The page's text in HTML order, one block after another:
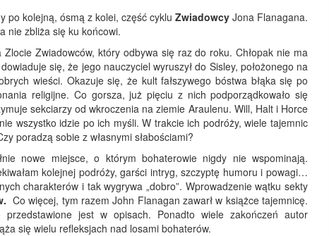
po kolejną, ósmą z kolei, część cyklu Zwiadowcy Jona Flanagana.
nie zbliża się ku końcowi.
Zwiadowców, który odbywa się raz do roku. Chłopak nie ma
się, że jego nauczyciel wyruszył do Sisley, położonego na
wieści. Okazuje się, że kult fałszywego bóstwa błąka się po
religijne. Co gorsza, już pięciu z nich podporządkowało się
sekciarzy od wkroczenia na ziemie Araulenu. Will, Halt i Horce
wszystko idzie po ich myśli. W trakcie ich podróży, wiele tajemnic
poradzą sobie z własnymi słabościami?
nowe miejsce, o którym bohaterowie nigdy nie wspominają.
kolejnej podróży, garści intryg, szczyptę humoru i powagi…
charakterów i tak wygrywa „dobro”. Wprowadzenie wątku sekty
Co więcej, tym razem John Flanagan zawarł w książce tajemnicę.
jest w opisach. Ponadto wiele zakończeń autor
się wielu refleksjach nad losami bohaterów.